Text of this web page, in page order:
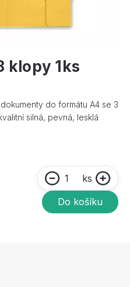
klopy 1ks
do formátu A4 se 3
silná, pevná, lesklá
ks
Do košíku